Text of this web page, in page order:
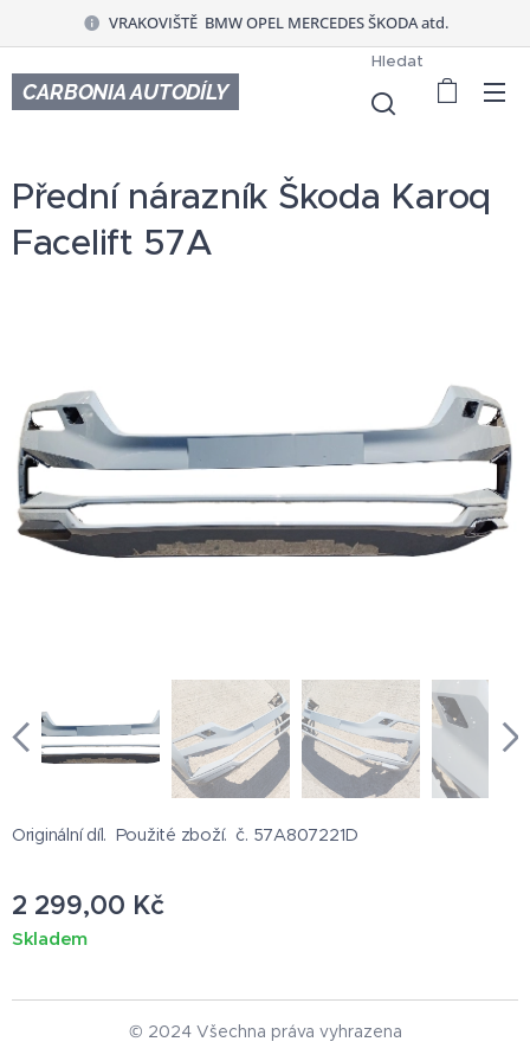
VRAKOVIŠTĚ BMW OPEL MERCEDES ŠKODA atd.
CARBONIA AUTODÍLY
Hledat
Přední nárazník Škoda Karoq
Facelift 57A
Originální díl. Použité zboží. č. 57A807221D
2 299,00 Kč
Skladem
© 2024 Všechna práva vyhrazena